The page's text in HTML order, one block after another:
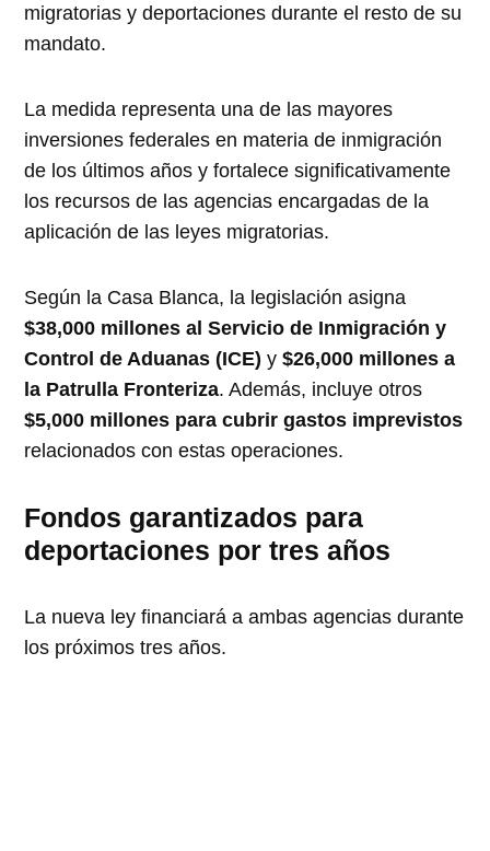
migratorias y deportaciones durante el resto de su
mandato.
La medida representa una de las mayores
inversiones federales en materia de inmigración
de los últimos años y fortalece significativamente
los recursos de las agencias encargadas de la
aplicación de las leyes migratorias.
Según la Casa Blanca, la legislación asigna
$38,000 millones al Servicio de Inmigración y
Control de Aduanas (ICE) y$26,000 millones a
la Patrulla Fronteriza. Además, incluye otros
$5,000 millones para cubrir gastos imprevistos
relacionados con estas operaciones.
Fondos garantizados para
deportaciones por tres años
La nueva ley financiará a ambas agencias durante
los próximos tres años.